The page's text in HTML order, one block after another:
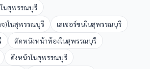
ในสุพรรณบุรี
)ในสุพรรณบุรี เลเซอร์ขนในสุพรรณบุรี
ตัดหนังหน้าท้องในสุพรรณบุรี
ดึงหน้าในสุพรรณบุรี